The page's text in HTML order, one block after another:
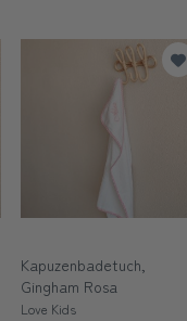
Kapuzenbadetuch,
Gingham Rosa
Love Kids